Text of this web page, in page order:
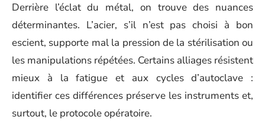
Derrière l’éclat du métal, on trouve des nuances
déterminantes. L’acier, s’il n’est pas choisi à bon
escient, supporte mal la pression de la stérilisation ou
les manipulations répétées. Certains alliages résistent
mieux à la fatigue et aux cycles d’autoclave :
identifier ces différences préserve les instruments et,
surtout, le protocole opératoire.